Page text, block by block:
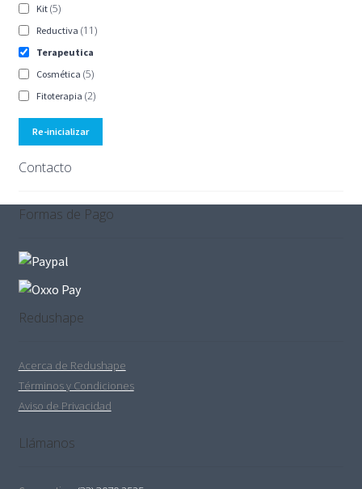
Kit (5)
Reductiva (11)
Terapeutica
Cosmética (5)
Fitoterapia (2)
Re-inicializar
Contacto
Formas de Pago
Redushape
Acerca de Redushape
Términos y Condiciones
Aviso de Privacidad
Llámanos